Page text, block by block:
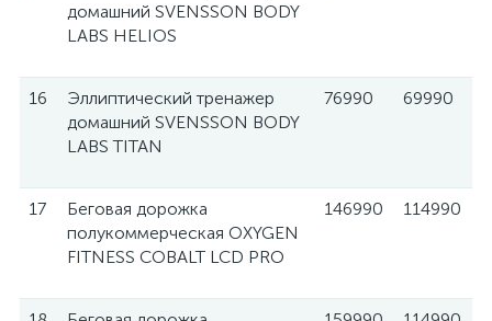
домашний SVENSSON BODY
LABS HELIOS
16
Эллиптический тренажер
домашний SVENSSON BODY
LABS TITAN
76990 69990
17
Беговая дорожка
полукоммерческая OXYGEN
FITNESS COBALT LCD PRO
146990 114990